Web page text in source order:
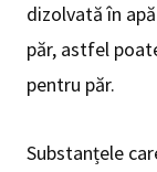
dizolvată în
păr, astfel
pentru păr.
Substanțele